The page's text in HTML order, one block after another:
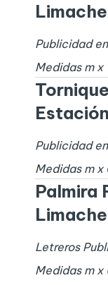
Limache
Publicidad
Medidas m x
Publicidad
Medidas m x
Palmira
Limache
Letreros
Medidas m x